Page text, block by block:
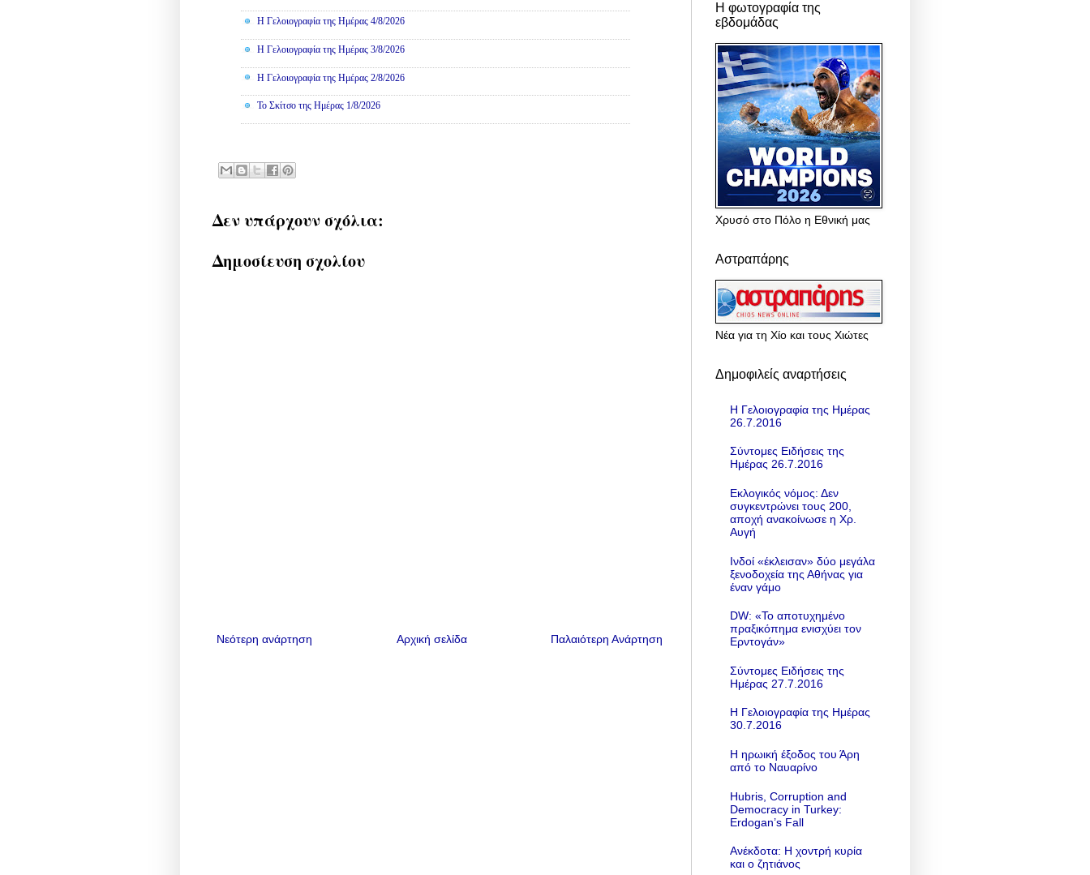
Η Γελοιογραφία της Ημέρας 4/8/2026
Η Γελοιογραφία της Ημέρας 3/8/2026
Η Γελοιογραφία της Ημέρας 2/8/2026
Το Σκίτσο της Ημέρας 1/8/2026
Δεν υπάρχουν σχόλια:
Δημοσίευση σχολίου
Νεότερη ανάρτηση Παλαιότερη Ανάρτηση
Αρχική σελίδα
Η φωτογραφία της
εβδομάδας
Χρυσό στο Πόλο η Εθνική μας
Αστραπάρης
Νέα για τη Χίο και τους Χιώτες
Δημοφιλείς αναρτήσεις
Η Γελοιογραφία της Ημέρας
26.7.2016
Σύντομες Ειδήσεις της
Ημέρας 26.7.2016
Εκλογικός νόμος: Δεν
συγκεντρώνει τους 200,
αποχή ανακοίνωσε η Χρ.
Αυγή
Ινδοί «έκλεισαν» δύο μεγάλα
ξενοδοχεία της Αθήνας για
έναν γάμο
DW: «To αποτυχημένο
πραξικόπημα ενισχύει τον
Ερντογάν»
Σύντομες Ειδήσεις της
Ημέρας 27.7.2016
Η Γελοιογραφία της Ημέρας
30.7.2016
Η ηρωική έξοδος του Άρη
από το Ναυαρίνο
Hubris, Corruption and
Democracy in Turkey:
Erdogan’s Fall
Ανέκδοτα: Η χοντρή κυρία
και ο ζητιάνος